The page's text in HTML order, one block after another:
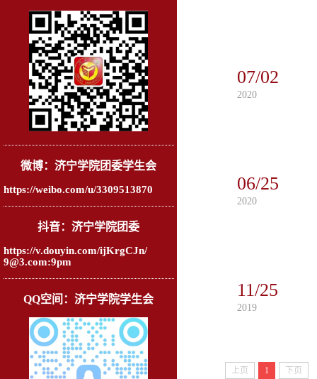
微博：济宁学院团委学生会
https://weibo.com/u/3309513870
抖音：济宁学院团委
https://v.douyin.com/ijKrgCJn/
9@3.com:9pm
QQ空间：济宁学院学生会
07/02
2020
06/25
2020
11/25
2019
上页 1 下页